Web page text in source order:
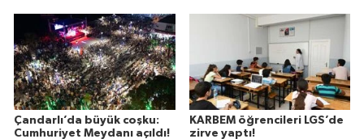
Çandarlı’da büyük coşku:
Cumhuriyet Meydanı açıldı!
KARBEM öğrencileri LGS’de
zirve yaptı!